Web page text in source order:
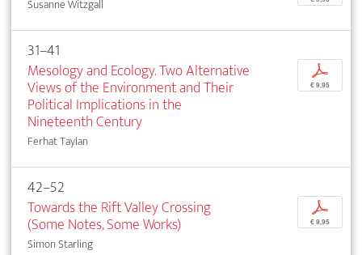
Susanne Witzgall
31–41
Mesology and Ecology. Two Alternative
Views of the Environment and Their
Political Implications in the
Nineteenth Century
Ferhat Taylan
p
€ 9,95
42–52
Towards the Rift Valley Crossing
(Some Notes, Some Works)
Simon Starling
p
€ 9,95